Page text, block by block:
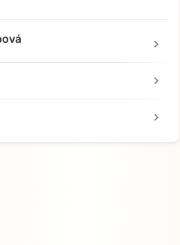
chevron_right
chevron_right
chevron_right